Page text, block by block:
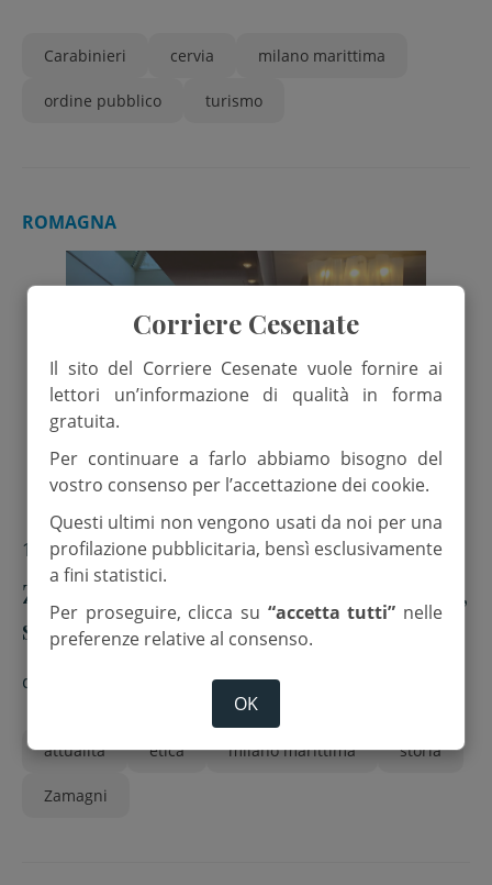
Carabinieri cervia milano marittima
ordine pubblico turismo
ROMAGNA
17 Gennaio 2026
Zamagni: “In un mondo che cambia,
scegliere l’etica delle virtù contro
di
attualità etica milano marittima storia
Zamagni
Corriere Cesenate
Il sito del Corriere Cesenate vuole fornire ai
lettori un’informazione di qualità in forma
gratuita.
Per continuare a farlo abbiamo bisogno del
vostro consenso per l’accettazione dei cookie.
Questi ultimi non vengono usati da noi per una
profilazione pubblicitaria, bensì esclusivamente
a fini statistici.
Per proseguire, clicca su “accetta tutti” nelle
preferenze relative al consenso.
OK